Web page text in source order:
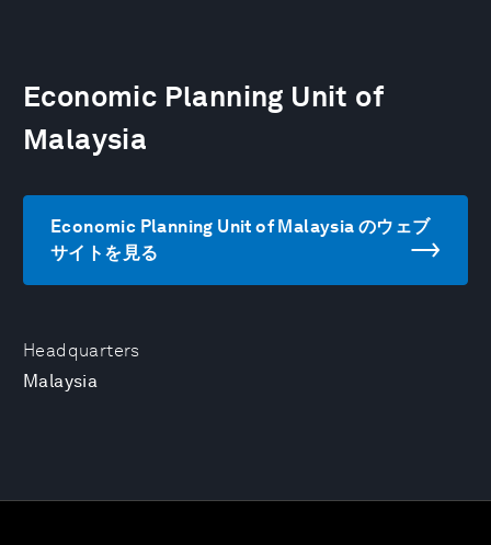
Headquarters
Malaysia
Economic Planning Unit of
Malaysia
Economic Planning Unit of Malaysia のウェブ
サイトを見る